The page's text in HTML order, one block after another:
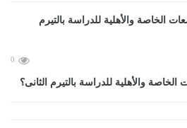
0
الخاصة والأهلية للدراسة بالتيرم الثانى؟